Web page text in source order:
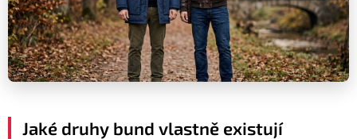
Jaké druhy bund vlastně existují